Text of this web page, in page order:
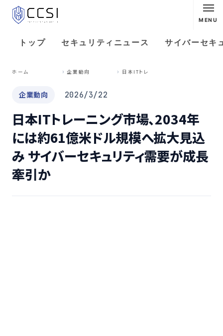
MENU
トップ セキュリティニュース サイバーセキ
ホーム 企業動向
企業動向 2026/3/22
日本ITトレーニング市場、2034年
には約61億米ドル規模へ拡大見込
み サイバーセキュリティ需要が成長
牽引か